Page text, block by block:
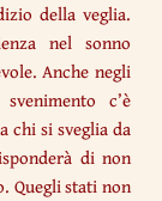
della veglia.
nel sonno
Anche negli
c’è
chi si sveglia da
di non
Quegli stati non